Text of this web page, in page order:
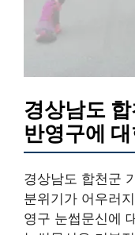
경상남도
반영구에
경상남도 합천군
분위기가 어우러
영구 눈썹문신에